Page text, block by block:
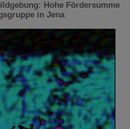
Hohe Fördersumme
in Jena